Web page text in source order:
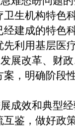
生机构特色
建成的特色
利用基层医疗
展改革、财
，明确阶段
成效和典型
鉴，做好政